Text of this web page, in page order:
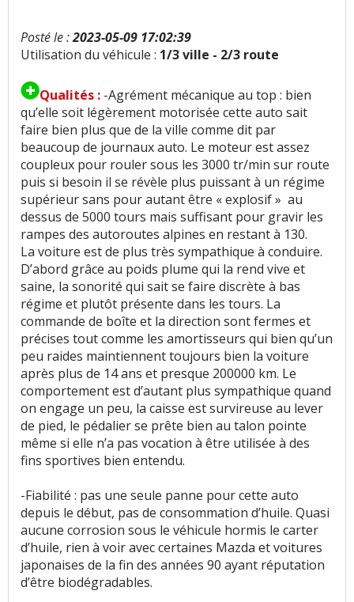
Finition / qualité des plastiques:3 aiment
Vieillissement des plastiques:2aiment 1
n'aime pas
Sensibilité plastique :3n'aiment pas
Qualité des assemblages: 1aime1n'aime pas
Présentation intérieure:1n'aime pas
Luminosité: 1aime
Qualité son/autoradio:2aiment
Habitabilité:3aiment
Rétrovision: 2n'aiment pas
Volume de coffre:2 aiment 8n'aiment pas
Volume du réservoir:3n'aiment pas
Nombre de rangements
Roue de secours:1 n'aime pas
Puissance moteur et relances:5aiment 2
n'aiment pas
Posté le :2023-05-09 17:02:39
Utilisation du véhicule : 1/3 ville - 2/3 route
Qualités : -Agrément mécanique au top : bien
qu’elle soit légèrement motorisée cette auto sait
faire bien plus que de la ville comme dit par
beaucoup de journaux auto. Le moteur est assez
coupleux pour rouler sous les 3000 tr/min sur route
puis si besoin il se révèle plus puissant à un régime
supérieur sans pour autant être « explosif » au
dessus de 5000 tours mais suffisant pour gravir les
rampes des autoroutes alpines en restant à 130.
La voiture est de plus très sympathique à conduire.
D’abord grâce au poids plume qui la rend vive et
saine, la sonorité qui sait se faire discrète à bas
régime et plutôt présente dans les tours. La
commande de boîte et la direction sont fermes et
précises tout comme les amortisseurs qui bien qu’un
peu raides maintiennent toujours bien la voiture
après plus de 14 ans et presque 200000 km. Le
comportement est d’autant plus sympathique quand
on engage un peu, la caisse est survireuse au lever
de pied, le pédalier se prête bien au talon pointe
même si elle n’a pas vocation à être utilisée à des
fins sportives bien entendu.
-Fiabilité : pas une seule panne pour cette auto
depuis le début, pas de consommation d’huile. Quasi
aucune corrosion sous le véhicule hormis le carter
d’huile, rien à voir avec certaines Mazda et voitures
japonaises de la fin des années 90 ayant réputation
d’être biodégradables.